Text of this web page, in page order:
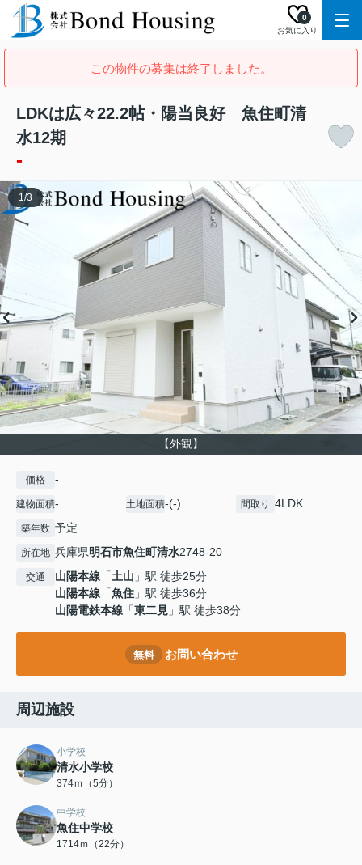
お気に入り
0
この物件の募集は終了しました。
LDKは広々22.2帖・陽当良好 魚住町清
水12期
-
【外観】
1/3
価格 -
建物面積- 土地面積-(-) 間取り 4LDK
築年数 予定
所在地 兵庫県明石市魚住町清水2748-20
交通 山陽本線 「土山 」駅 徒歩25分
山陽本線 「魚住 」駅 徒歩36分
山陽電鉄本線 「東二見 」駅 徒歩38分
無料 お問い合わせ
周辺施設
小学校
清水小学校
374ｍ（5分）
中学校
魚住中学校
1714ｍ（22分）